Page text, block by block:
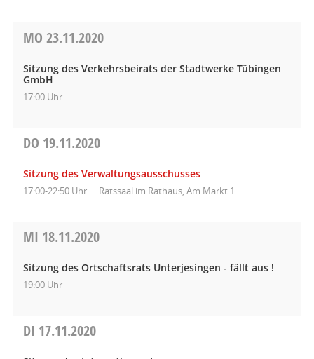
MO 23.11.2020
Sitzung des Verkehrsbeirats der Stadtwerke Tübingen
GmbH
17:00 Uhr
DO 19.11.2020
Sitzung des Verwaltungsausschusses
17:00-22:50 Uhr Ratssaal im Rathaus, Am Markt 1
MI 18.11.2020
Sitzung des Ortschaftsrats Unterjesingen - fällt aus !
19:00 Uhr
DI 17.11.2020